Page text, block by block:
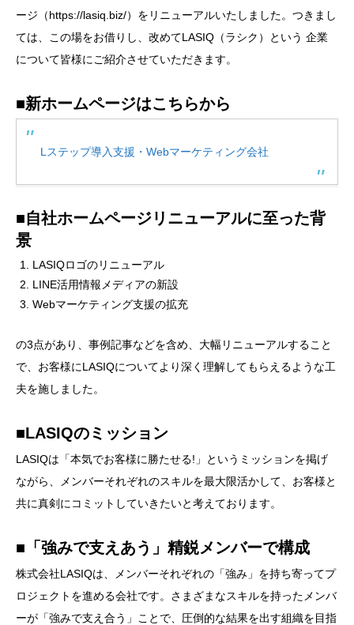
ージ（https://lasiq.biz/）をリニューアルいたしました。つきまし
ては、この場をお借りし、改めてLASIQ（ラシク）という 企業
について皆様にご紹介させていただきます。
■新ホームページはこちらから
Lステップ導入支援・Webマーケティング会社
■自社ホームページリニューアルに至った背
景
LASIQロゴのリニューアル
LINE活用情報メディアの新設
Webマーケティング支援の拡充
の3点があり、事例記事などを含め、大幅リニューアルすること
で、お客様にLASIQについてより深く理解してもらえるような工
夫を施しました。
■LASIQのミッション
LASIQは「本気でお客様に勝たせる!」というミッションを掲げ
ながら、メンバーそれぞれのスキルを最大限活かして、お客様と
共に真剣にコミットしていきたいと考えております。
■「強みで支えあう」精鋭メンバーで構成
株式会社LASIQは、メンバーそれぞれの「強み」を持ち寄ってプ
ロジェクトを進める会社です。さまざまなスキルを持ったメンバ
ーが「強みで支え合う」ことで、圧倒的な結果を出す組織を目指